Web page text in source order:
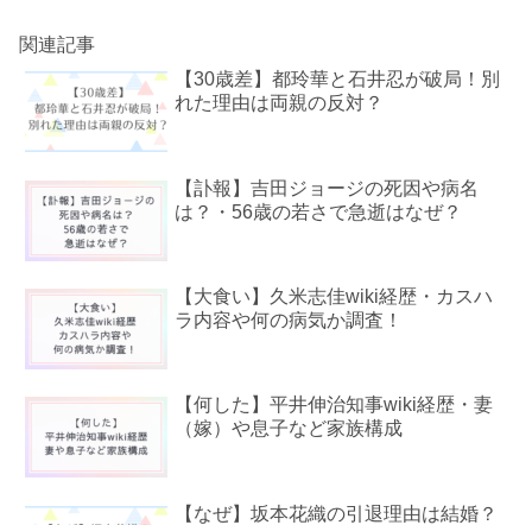
関連記事
【30歳差】都玲華と石井忍が破局！別
れた理由は両親の反対？
【訃報】吉田ジョージの死因や病名
は？・56歳の若さで急逝はなぜ？
【大食い】久米志佳wiki経歴・カスハ
ラ内容や何の病気か調査！
【何した】平井伸治知事wiki経歴・妻
（嫁）や息子など家族構成
【なぜ】坂本花織の引退理由は結婚？